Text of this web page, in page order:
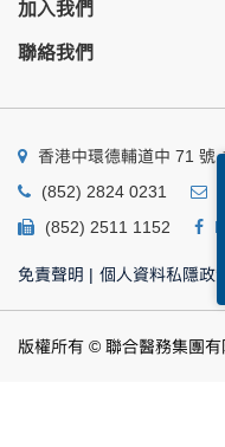
加入我們
聯絡我們
香港中環德輔道中 71 號
(852) 2824 0231
(852) 2511 1152
免責聲明 | 個人資料私隱政策
版權所有 © 聯合醫務集團